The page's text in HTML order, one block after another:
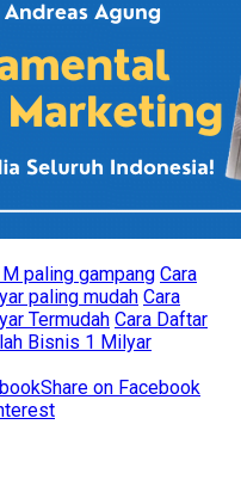
paling gampang Cara
paling mudah Cara
Termudah Cara Daftar
Bisnis 1 Milyar
Share on Facebook